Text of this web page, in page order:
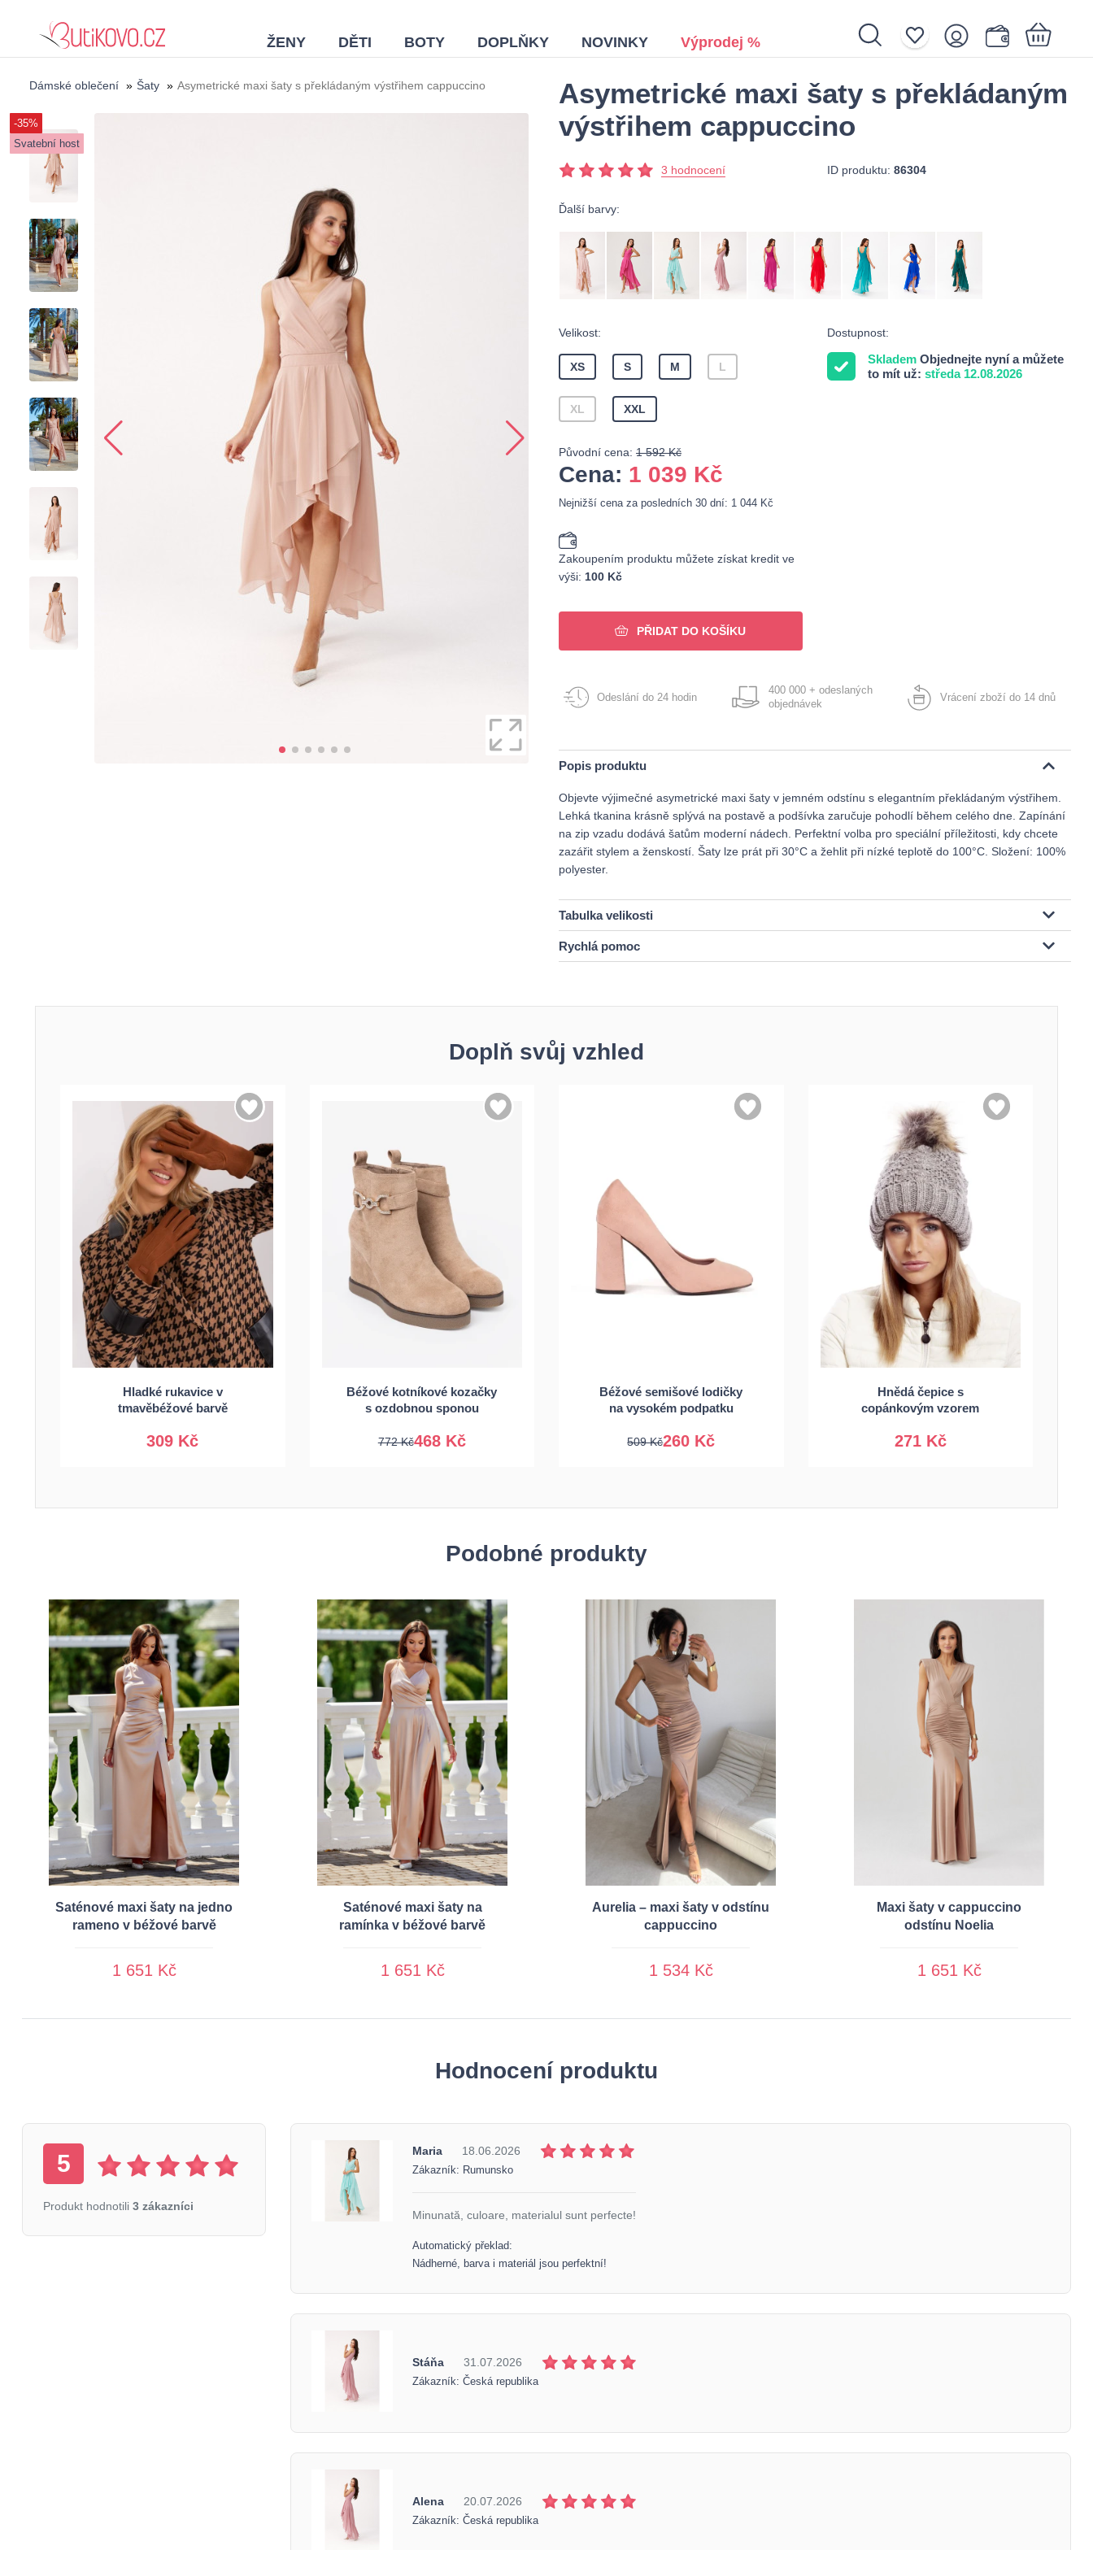
ŽENY DĚTI BOTY DOPLŇKY NOVINKY Výprodej %
Nákupní košík je prázdný.
Dámské oblečení » Šaty » Asymetrické maxi šaty s překládaným výstřihem cappuccino
-35%
Svatební host
Asymetrické maxi šaty s překládaným
výstřihem cappuccino
3 hodnocení ID produktu: 86304
Dostupnost:
Skladem Objednejte nyní a můžete
to mít už: středa 12.08.2026
Ďalší barvy:
Velikost:
XS S M L
XL XXL
Původní cena: 1 592 Kč
Cena: 1 039 Kč
Nejnižší cena za posledních 30 dní: 1 044 Kč
Zakoupením produktu můžete získat kredit ve
výši: 100 Kč
PŘIDAT DO KOŠÍKU
Odeslání do 24 hodin
400 000 + odeslaných
objednávek
Vrácení zboží do 14 dnů
Popis produktu
Objevte výjimečné asymetrické maxi šaty v jemném odstínu s elegantním překládaným výstřihem.
Lehká tkanina krásně splývá na postavě a podšívka zaručuje pohodlí během celého dne. Zapínání
na zip vzadu dodává šatům moderní nádech. Perfektní volba pro speciální příležitosti, kdy chcete
zazářit stylem a ženskostí. Šaty lze prát při 30°C a žehlit při nízké teplotě do 100°C. Složení: 100%
polyester.
Tabulka velikosti
Rychlá pomoc
Doplň svůj vzhled
Hladké rukavice v
tmavěbéžové barvě
309 Kč
S/M L/XL
Béžové kotníkové kozačky
s ozdobnou sponou
468 Kč
772 Kč
40
Béžové semišové lodičky
na vysokém podpatku
260 Kč
509 Kč
39
Hnědá čepice s
copánkovým vzorem
271 Kč
Univerzální
Podobné produkty
Saténové maxi šaty na jedno
rameno v béžové barvě
1 651 Kč
Saténové maxi šaty na
ramínka v béžové barvě
1 651 Kč
Aurelia – maxi šaty v odstínu
cappuccino
1 534 Kč
Maxi šaty v cappuccino
odstínu Noelia
1 651 Kč
Hodnocení produktu
5
Produkt hodnotili 3 zákazníci
Maria 18.06.2026
Zákazník: Rumunsko
Minunată, culoare, materialul sunt perfecte!
Automatický překlad:
Nádherné, barva i materiál jsou perfektní!
Stáňa 31.07.2026
Zákazník: Česká republika
Alena 20.07.2026
Zákazník: Česká republika